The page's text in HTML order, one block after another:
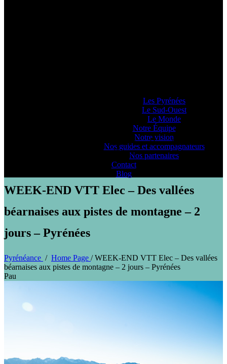
Les Pyrénées
Le Sud-Ouest
Le Monde
Notre Équipe
Notre vision
Nos guides et accompagnateurs
Nos partenaires
Contact
Blog
PYRENEANCE | WEEK-END VTT Elec - Des vallées béarnaises
aux pistes de montagne - 2 jours - Pyrénées
WEEK-END VTT Elec – Des vallées
béarnaises aux pistes de montagne – 2
jours – Pyrénées
Pyrénéance / Home Page /WEEK-END VTT Elec – Des vallées
béarnaises aux pistes de montagne – 2 jours – Pyrénées
Pau